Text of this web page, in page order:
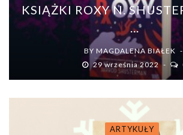
KSIĄŻKI ROXY N.
...
BY MAGDALENA BIAŁEK
29 września 2022
ARTYKUŁY